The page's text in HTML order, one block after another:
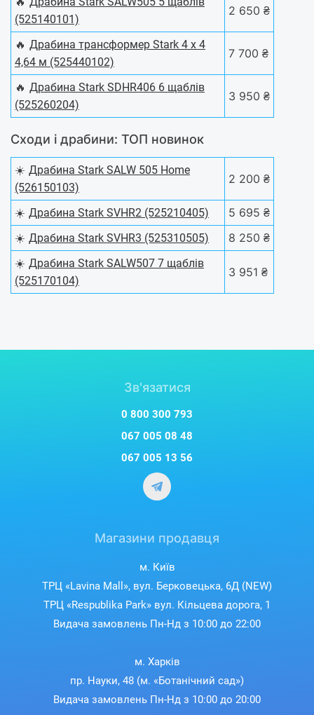
(525140101)
2 650 ₴
🔥 Драбина трансформер Stark 4 х 4
4,64 м (525440102)
7 700 ₴
🔥 Драбина Stark SDHR406 6 щаблів
(525260204)
3 950 ₴
Сходи і драбини: ТОП новинок
☀️ Драбина Stark SALW 505 Home
(526150103)
2 200 ₴
☀️ Драбина Stark SVHR2 (525210405)
5 695 ₴
☀️ Драбина Stark SVHR3 (525310505)
8 250 ₴
☀️ Драбина Stark SALW507 7 щаблів
(525170104)
3 951 ₴
Зв'язатися
0 800 300 793
067 005 08 48
067 005 13 56
Магазини продавця
м. Київ
ТРЦ «Lavina Mall», вул. Берковецька, 6Д (NEW)
ТРЦ «Respublika Park» вул. Кільцева дорога, 1
Видача замовлень Пн-Нд з 10:00 до 22:00
м. Харків
пр. Науки, 48 (м. «Ботанічний сад»)
Видача замовлень Пн-Нд з 10:00 до 20:00